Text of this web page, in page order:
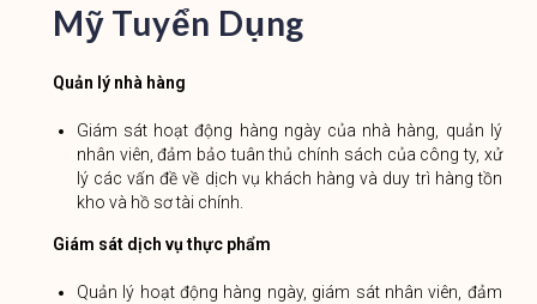
Mỹ Tuyển Dụng
Quản lý nhà hàng
Giám sát hoạt động hàng ngày của nhà hàng, quản lý
nhân viên, đảm bảo tuân thủ chính sách của công ty, xử
lý các vấn đề về dịch vụ khách hàng và duy trì hàng tồn
kho và hồ sơ tài chính.
Giám sát dịch vụ thực phẩm
Quản lý hoạt động hàng ngày, giám sát nhân viên, đảm